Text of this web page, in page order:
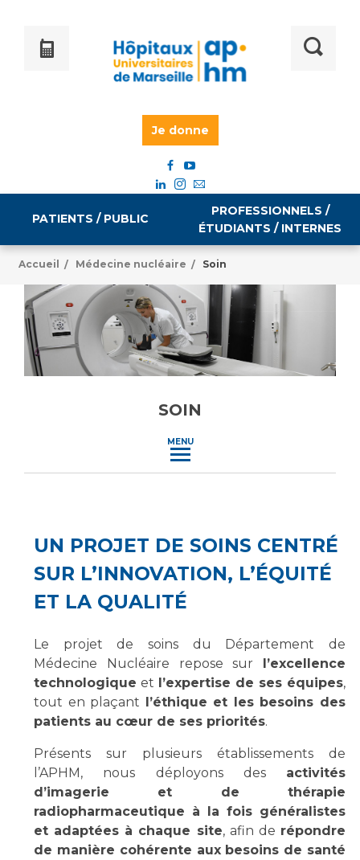
Je donne
PATIENTS / PUBLIC
Informations pratiques
Accès à votre dossier médical
Tarifs
Vous accompagnez, vous rendez visite à un patient
Vous allez être hospitalisé(e)
Vous avez une analyse à réaliser
Vivre ensemble à l'hôpital
Culture à l'hôpital
Laïcité et cultes
Les associations
Livret d'accueil
Salon des familles
Transports sanitaires
Vos droits, vos devoirs
Handicap
PROFESSIONNELS /
ÉTUDIANTS / INTERNES
Égalité professionnelle
Emploi / formation
Emplois socio-éducatifs
Statuts
Stages paramédicaux
Chercheurs
La recherche clinique à l'AP-HM
Les structures de recherche
Écoles et Instituts de Formation
Plateforme des internes
Accueil / Médecine nucléaire / Soin
SOIN
MENU
UN PROJET DE SOINS CENTRÉ
SUR L’INNOVATION, L’ÉQUITÉ
ET LA QUALITÉ
Le projet de soins du Département de
Médecine Nucléaire repose sur l’excellence
technologique et l’expertise de ses équipes,
tout en plaçant l’éthique et les besoins des
patients au cœur de ses priorités.
Présents sur plusieurs établissements de
l’APHM, nous déployons des activités
d’imagerie et de thérapie
radiopharmaceutique à la fois généralistes
et adaptées à chaque site, afin de répondre
de manière cohérente aux besoins de santé